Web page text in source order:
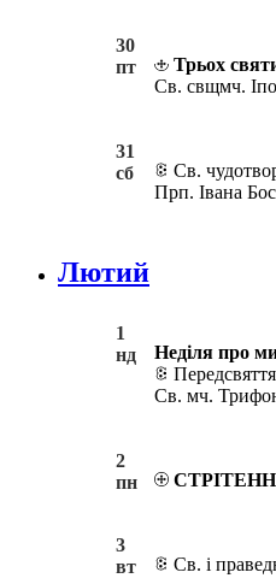
30
пт
Трьох
Св. свщмч.
31
сб
Св.
Прп. Івана
Лютий
1
нд
Неділя про
Св. мч.
2
пн
3
вт
Св. і